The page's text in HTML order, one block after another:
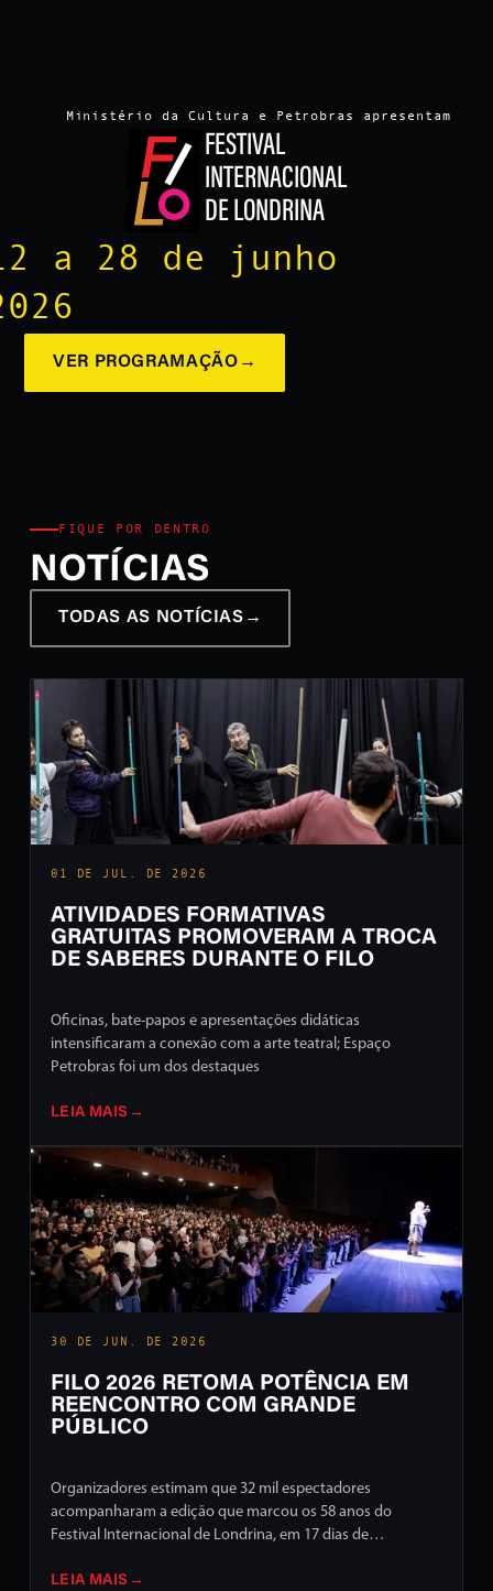
Ministério da Cultura e Petrobras apresentam
FESTIVAL
INTERNACIONAL
DE LONDRINA
a 28 de junho
VER PROGRAMAÇÃO →
FIQUE POR DENTRO
NOTÍCIAS
TODAS AS NOTÍCIAS →
01 DE JUL. DE 2026
ATIVIDADES FORMATIVAS
GRATUITAS PROMOVERAM A TROCA
DE SABERES DURANTE O FILO
Oficinas, bate-papos e apresentações didáticas
intensificaram a conexão com a arte teatral; Espaço
Petrobras foi um dos destaques
LEIA MAIS →
30 DE JUN. DE 2026
FILO 2026 RETOMA POTÊNCIA EM
REENCONTRO COM GRANDE
PÚBLICO
Organizadores estimam que 32 mil espectadores
acompanharam a edição que marcou os 58 anos do
Festival Internacional de Londrina, em 17 dias de
LEIA MAIS →